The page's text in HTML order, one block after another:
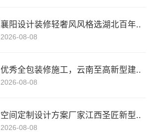
襄阳设计装修轻奢风风格选湖北百年..
2026-08-08
优秀全包装修施工，云南至高新型建..
2026-08-08
空间定制设计方案厂家江西圣匠新型..
2026-08-08